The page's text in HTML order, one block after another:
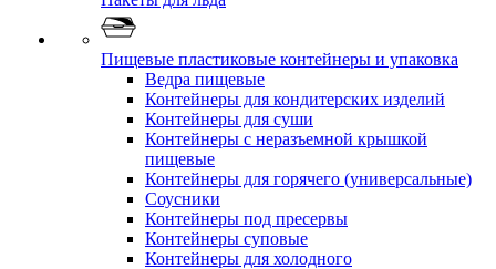
Пищевые пластиковые контейнеры и упаковка
Ведра пищевые
Контейнеры для кондитерских изделий
Контейнеры для суши
Контейнеры с неразъемной крышкой
пищевые
Контейнеры для горячего (универсальные)
Соусники
Контейнеры под пресервы
Контейнеры суповые
Контейнеры для холодного